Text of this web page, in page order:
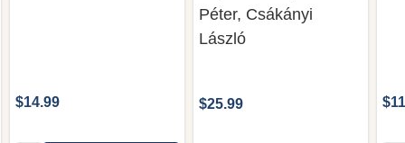
$14.99
Péter, Csákányi
László
$25.99